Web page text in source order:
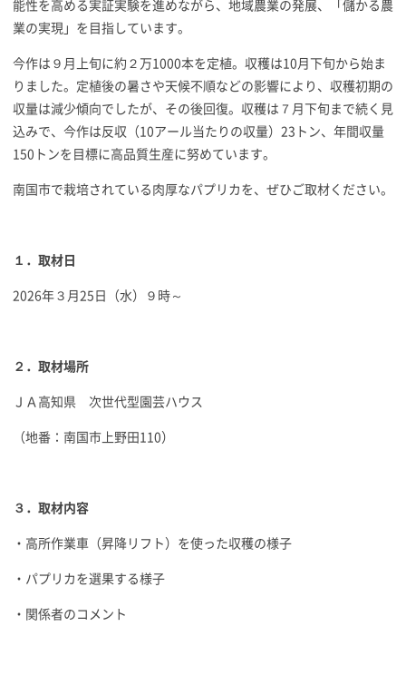
能性を高める実証実験を進めながら、地域農業の発展、「儲かる農
業の実現」を目指しています。
今作は９月上旬に約２万1000本を定植。収穫は10月下旬から始ま
りました。定植後の暑さや天候不順などの影響により、収穫初期の
収量は減少傾向でしたが、その後回復。収穫は７月下旬まで続く見
込みで、今作は反収（10アール当たりの収量）23トン、年間収量
150トンを目標に高品質生産に努めています。
南国市で栽培されている肉厚なパプリカを、ぜひご取材ください。
１．取材日
2026年３月25日（水）９時～
２．取材場所
ＪＡ高知県 次世代型園芸ハウス
（地番：南国市上野田110）
３．取材内容
・高所作業車（昇降リフト）を使った収穫の様子
・パプリカを選果する様子
・関係者のコメント